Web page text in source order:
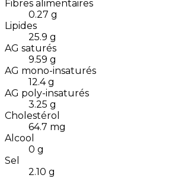
Fibres alimentaires
0.27 g
Lipides
25.9 g
AG saturés
9.59 g
AG mono-insaturés
12.4 g
AG poly-insaturés
3.25 g
Cholestérol
64.7 mg
Alcool
0 g
Sel
2.10 g